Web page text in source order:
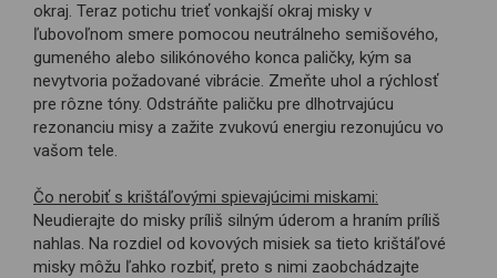
Táto prirodzená rezonancia vedie k väčšej pohode tela aj
mysle. * Odchýlka do 2 Hz viac alebo menej sa považuje za
normálnu.
okraj. Teraz potichu trieť vonkajší okraj misky v
ľubovoľnom smere pomocou neutrálneho semišového,
gumeného alebo silikónového konca paličky, kým sa
nevytvoria požadované vibrácie. Zmeňte uhol a rýchlosť
pre rôzne tóny. Odstráňte paličku pre dlhotrvajúcu
rezonanciu misy a zažite zvukovú energiu rezonujúcu vo
vašom tele.
Čo nerobiť s krištáľovými spievajúcimi miskami:
Neudierajte do misky príliš silným úderom a hraním príliš
nahlas. Na rozdiel od kovových misiek sa tieto krištáľové
misky môžu ľahko rozbiť, preto s nimi zaobchádzajte